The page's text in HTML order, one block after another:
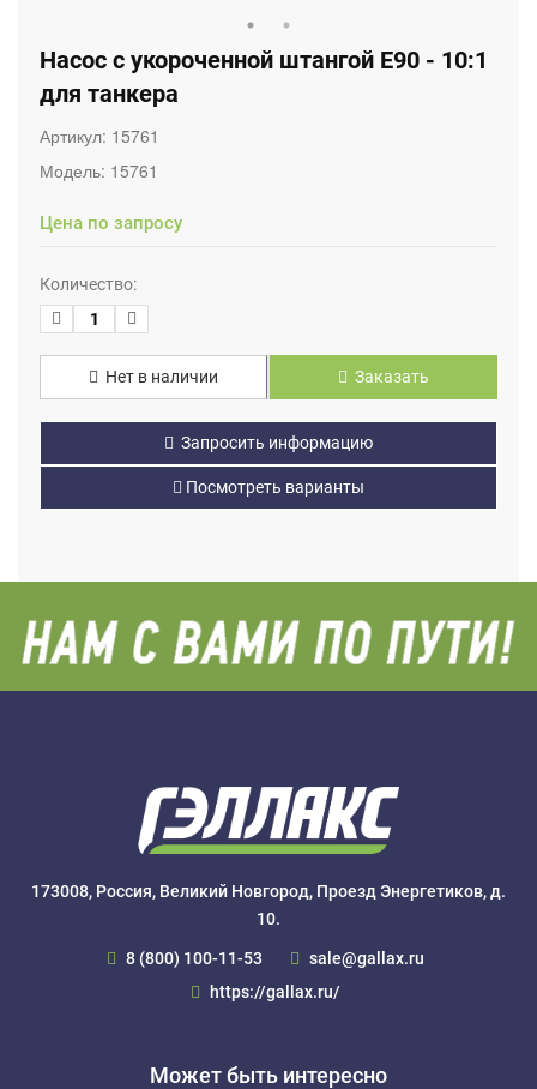
Насос с укороченной штангой E90 - 10:1
для танкера
Артикул: 15761
Модель: 15761
Цена по запросу
Количество:
Нет в наличии Заказать
Запросить информацию
Посмотреть варианты
173008, Россия, Великий Новгород, Проезд Энергетиков, д.
10.
8 (800) 100-11-53
sale@gallax.ru
https://gallax.ru/
Может быть интересно